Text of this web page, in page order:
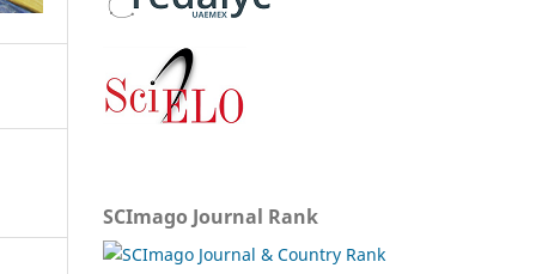
SCImago Journal Rank